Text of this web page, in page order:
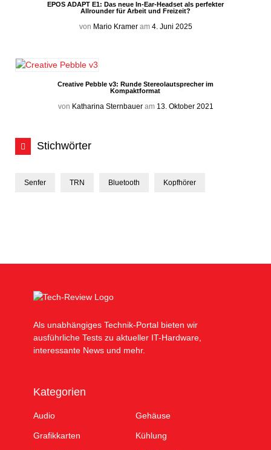
EPOS ADAPT E1: Das neue In-Ear-Headset als perfekter
Allrounder für Arbeit und Freizeit?
von Mario Krameram 4. Juni 2025
Creative Pebble v3: Runde Stereolautsprecher im
Kompaktformat
von Katharina Sternbaueram 13. Oktober 2021
Stichwörter
Senfer TRN Bluetooth Kopfhörer
Als unabhängiges Technik-Portal bieten wir
ausführliche Tests zu aktueller IT-Hardware,
interessante News und mehr.
Kategorien
Audio Gehäuse
Grafikkarten Kühlung